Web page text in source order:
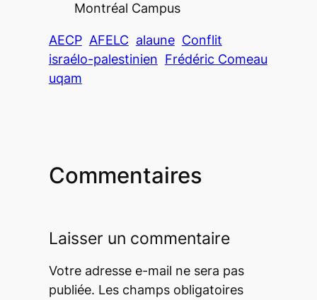
Montréal Campus
AECP AFELC alaune Conflit
israélo-palestinien Frédéric Comeau
uqam
Commentaires
Laisser un commentaire
Votre adresse e-mail ne sera pas
publiée. Les champs obligatoires